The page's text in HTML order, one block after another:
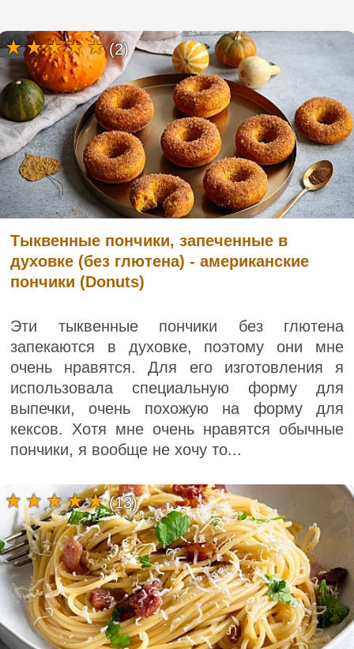
Тыквенные пончики, запеченные в
духовке (без глютена) - американские
пончики (Donuts)
Эти тыквенные пончики без глютена
запекаются в духовке, поэтому они мне
очень нравятся. Для его изготовления я
использовала специальную форму для
выпечки, очень похожую на форму для
кексов. Хотя мне очень нравятся обычные
пончики, я вообще не хочу то...
(2)
(13)